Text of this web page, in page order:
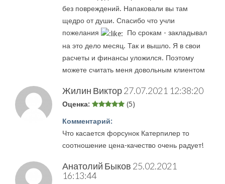
без повреждений. Напаковали вы там
щедро от души. Спасибо что учли
пожелания
По срокам - закладывал
на это дело месяц. Так и вышло. Я в свои
расчеты и финансы уложился. Поэтому
можете считать меня довольным клиентом
Жилин Виктор27.07.2021 12:38:20
Оценка: (5)
Комментарий:
Что касается форсунок Катерпилер то
соотношение цена-качество очень радует!
Анатолий Быков 25.02.2021
16:13:44